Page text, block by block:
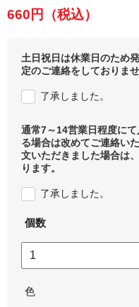
660円 （税込）
土日祝日は休業日のため
定のご連絡をしておりませ
了承しました。
通常7～14営業日程度に
る場合は改めてご連絡い
文いただきました場合は
ります。
了承しました。
個数
色